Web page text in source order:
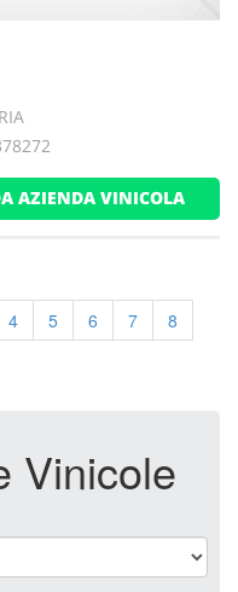
AZIENDA VINICOLA
4 5 6 7
8
Vinicole